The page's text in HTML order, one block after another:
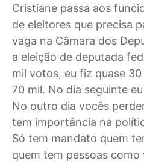
Cristiane passa aos
de eleitores que precisa
vaga na Câmara dos
a eleição de deputada
mil votos, eu fiz quase
70 mil. No dia seguinte
No outro dia vocês
tem importância na
Só tem mandato quem
quem tem pessoas como